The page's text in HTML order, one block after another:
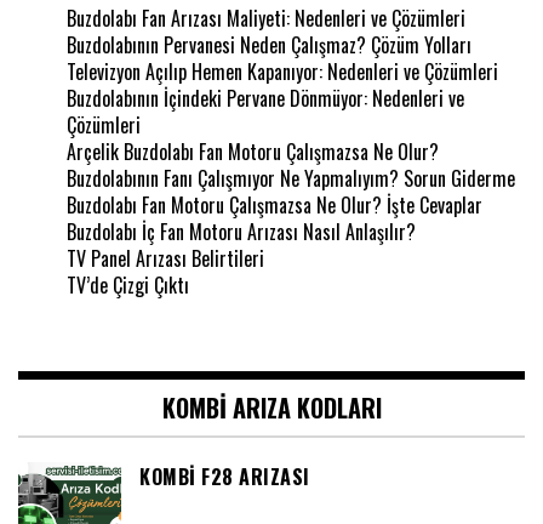
Buzdolabı Fan Arızası Maliyeti: Nedenleri ve Çözümleri
Buzdolabının Pervanesi Neden Çalışmaz? Çözüm Yolları
Televizyon Açılıp Hemen Kapanıyor: Nedenleri ve Çözümleri
Buzdolabının İçindeki Pervane Dönmüyor: Nedenleri ve
Çözümleri
Arçelik Buzdolabı Fan Motoru Çalışmazsa Ne Olur?
Buzdolabının Fanı Çalışmıyor Ne Yapmalıyım? Sorun Giderme
Buzdolabı Fan Motoru Çalışmazsa Ne Olur? İşte Cevaplar
Buzdolabı İç Fan Motoru Arızası Nasıl Anlaşılır?
TV Panel Arızası Belirtileri
TV’de Çizgi Çıktı
KOMBI ARIZA KODLARI
KOMBI F28 ARIZASI